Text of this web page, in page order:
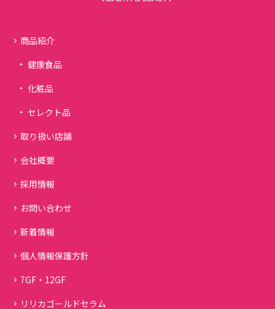
商品紹介
健康食品
化粧品
セレクト品
取り扱い店舗
会社概要
採用情報
お問い合わせ
新着情報
個人情報保護方針
7GF・12GF
リリカゴールドセラム